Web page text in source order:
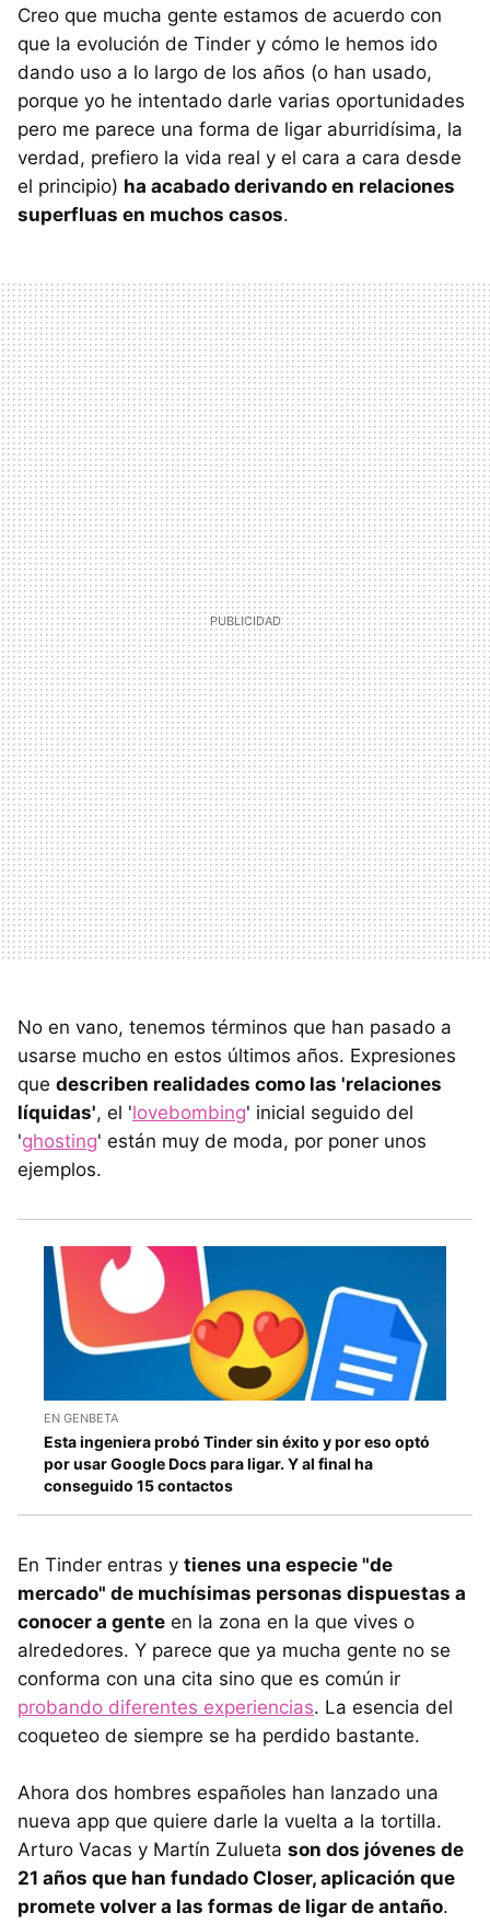
Creo que mucha gente estamos de acuerdo con
que la evolución de Tinder y cómo le hemos ido
dando uso a lo largo de los años (o han usado,
porque yo he intentado darle varias oportunidades
pero me parece una forma de ligar aburridísima, la
verdad, prefiero la vida real y el cara a cara desde
el principio) ha acabado derivando en relaciones
superfluas en muchos casos.
No en vano, tenemos términos que han pasado a
usarse mucho en estos últimos años. Expresiones
que describen realidades como las 'relaciones
líquidas', el 'lovebombing' inicial seguido del
'ghosting' están muy de moda, por poner unos
ejemplos.
EN GENBETA
Esta ingeniera probó Tinder sin éxito y por eso optó
por usar Google Docs para ligar. Y al final ha
conseguido 15 contactos
En Tinder entras y tienes una especie "de
mercado" de muchísimas personas dispuestas a
conocer a gente en la zona en la que vives o
alrededores. Y parece que ya mucha gente no se
conforma con una cita sino que es común ir
probando diferentes experiencias. La esencia del
coqueteo de siempre se ha perdido bastante.
Ahora dos hombres españoles han lanzado una
nueva app que quiere darle la vuelta a la tortilla.
Arturo Vacas y Martín Zulueta son dos jóvenes de
21 años que han fundado Closer, aplicación que
promete volver a las formas de ligar de antaño.